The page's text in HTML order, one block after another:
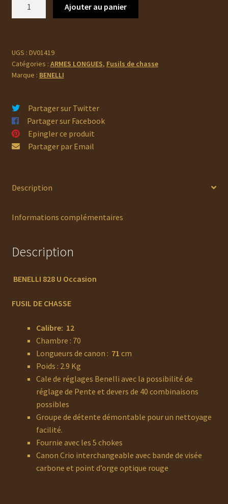
U
Occasion
Ajouter au panier
UGS : DV01419
Catégories : ARMES LONGUES, Fusils de chasse
Marque : BENELLI
Partager sur Twitter
Partager sur Facebook
Epingler ce produit
Partager par Email
Description
Informations complémentaires
Description
BENELLI 828 U Occasion
FUSIL DE CHASSE
Calibre: 12
Chambre : 70
Longueurs de canon : 71 cm
Poids : 2.9 Kg
Cale de réglages Benelli avec la possibilité de
réglage de Pente et devers de 40 combinaisons
possibles
Groupe de détente démontable pour un nettoyage
facilité.
Fournie avec les 5 chokes
Canon Crio interchangeable avec bande de visée
carbone et point d’orge optique rouge